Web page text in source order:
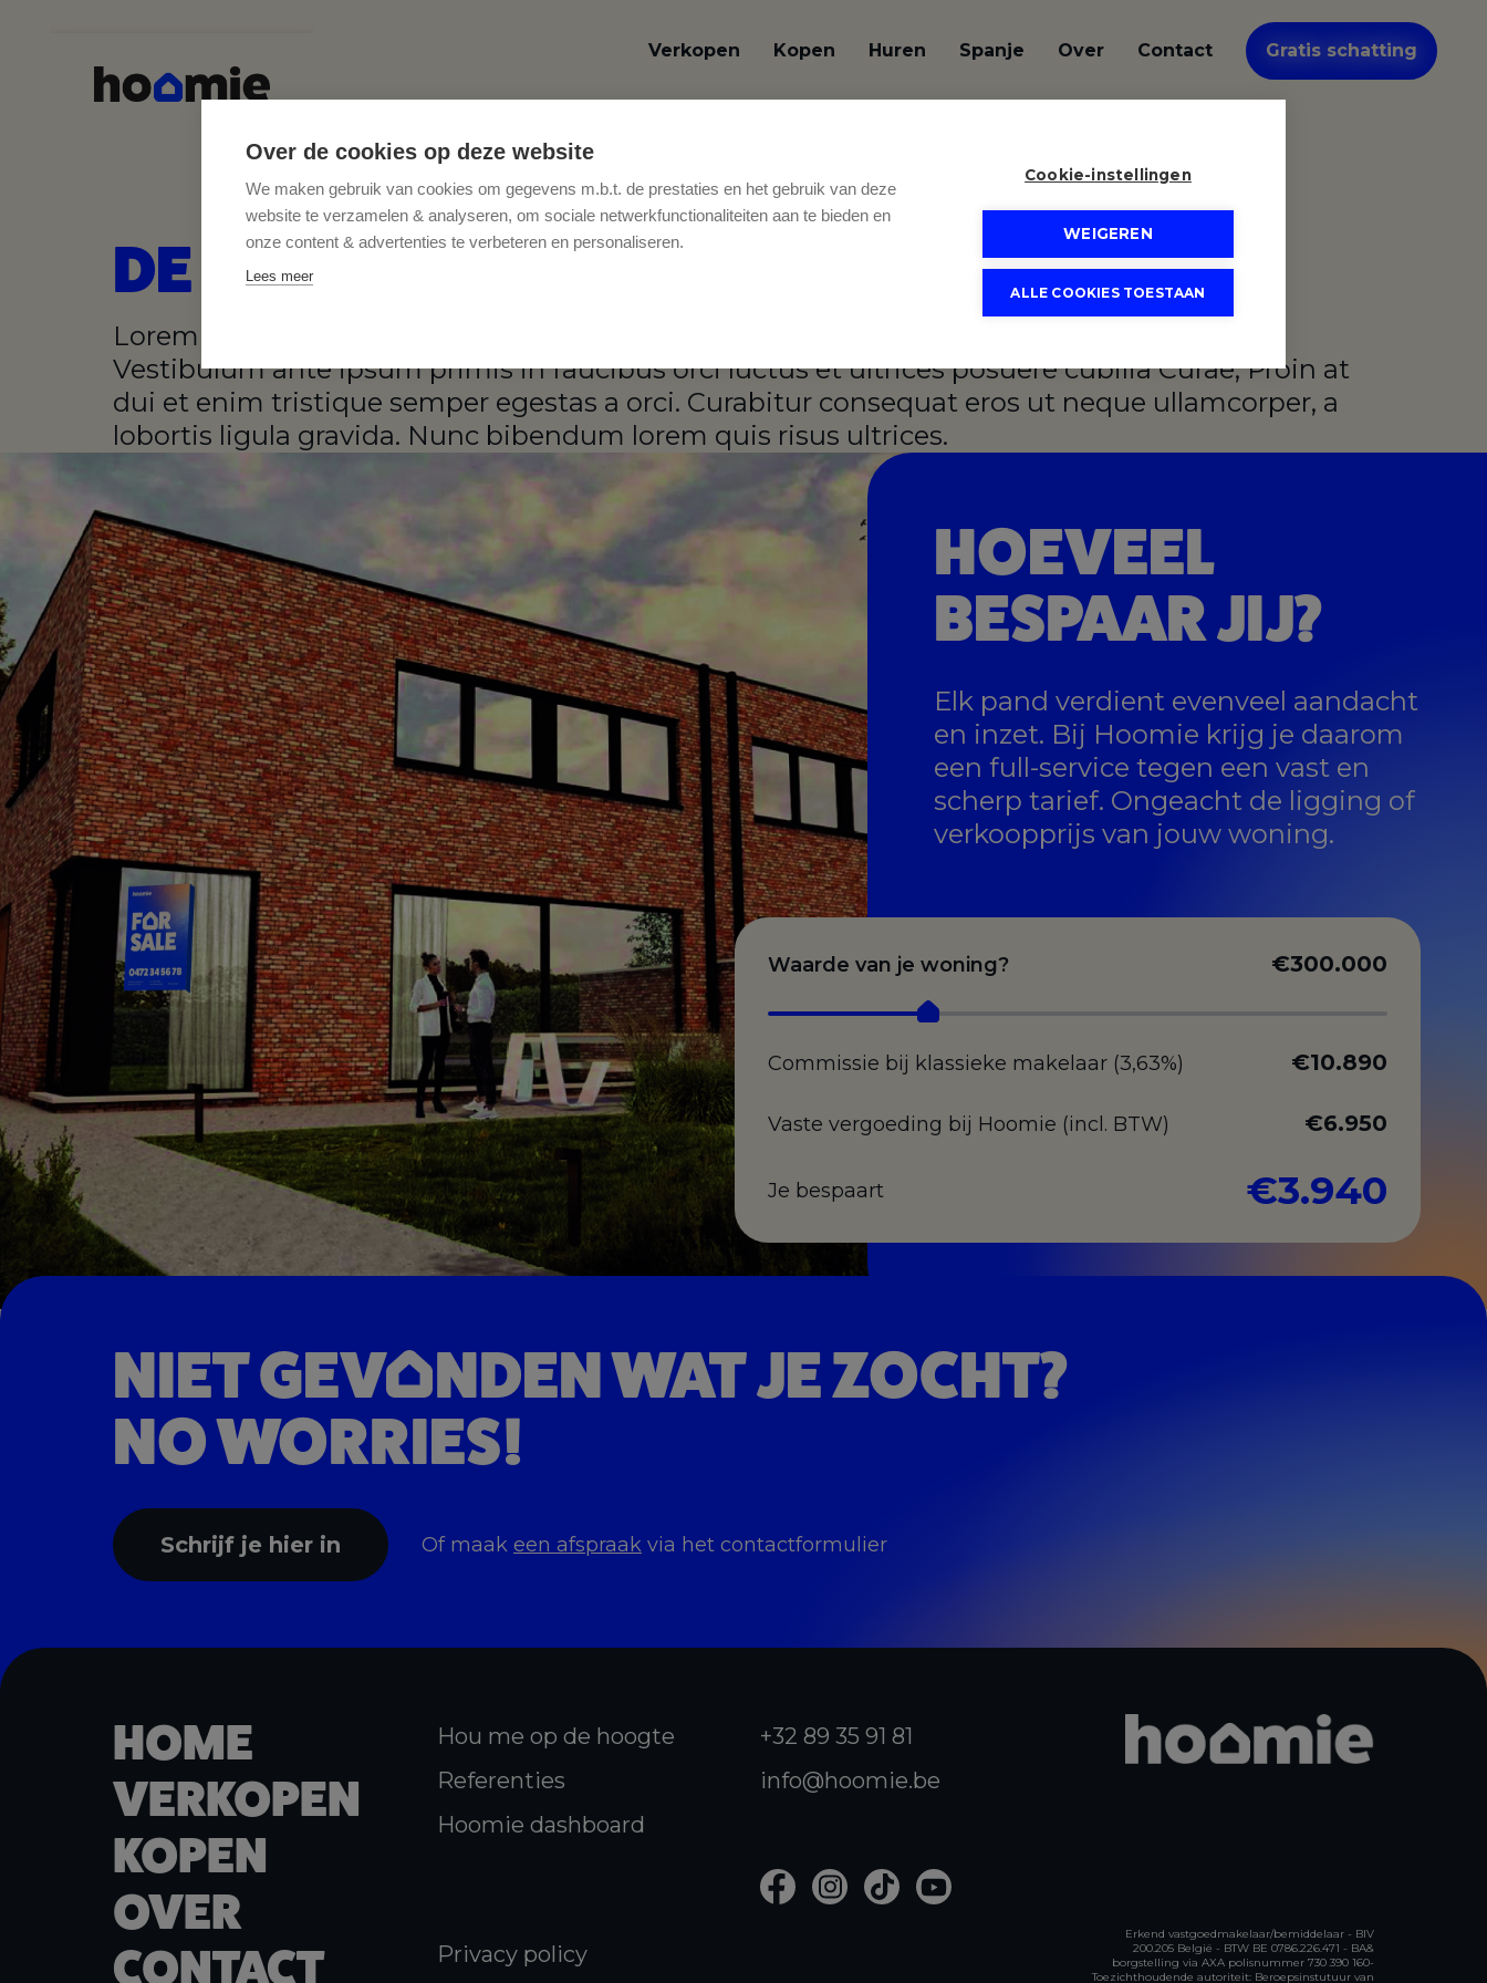
Verkopen Kopen Huren Spanje Over Contact Gratis schatting
DE LAATSTENIEUWTJES
Lorem ipsum dolor sit amet, consectetur adipiscing elit. Donec egestas volutpat porta.
Vestibulum ante ipsum primis in faucibus orci luctus et ultrices posuere cubilia Curae; Proin at
dui et enim tristique semper egestas a orci. Curabitur consequat eros ut neque ullamcorper, a
lobortis ligula gravida. Nunc bibendum lorem quis risus ultrices.
HOEVEEL
BESPAAR JIJ?
Elk pand verdient evenveel aandacht
en inzet. Bij Hoomie krijg je daarom
een full-service tegen een vast en
scherp tarief. Ongeacht de ligging of
verkoopprijs van jouw woning.
Waarde van je woning? €300.000
Commissie bij klassieke makelaar (3,63%) €10.890
Vaste vergoeding bij Hoomie (incl. BTW) €6.950
Je bespaart €3.940
NIET GEV NDENWAT JE ZOCHT?
NO WORRIES!
Of maak een afspraak via het contactformulier
Schrijf je hier in
HOME
VERKOPEN
KOPEN
OVER
CONTACT
Hou me op de hoogte
Referenties
Hoomie dashboard
Privacy policy
+32 89 35 91 81
info@hoomie.be
Erkend vastgoedmakelaar/bemiddelaar - BIV
200.205 België - BTW BE 0786.226.471 - BA&
borgstelling via AXA polisnummer 730 390 160-
Toezichthoudende autoriteit: Beroepsinstutuur van
Over de cookies op deze website
We maken gebruik van cookies om gegevens m.b.t. de prestaties en het gebruik van deze
website te verzamelen & analyseren, om sociale netwerkfunctionaliteiten aan te bieden en
onze content & advertenties te verbeteren en personaliseren.
Lees meer
Cookie-instellingen
WEIGEREN
ALLE COOKIES TOESTAAN